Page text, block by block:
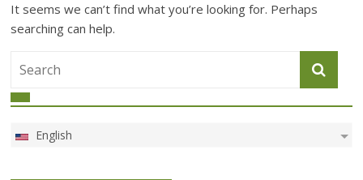
It seems we can’t find what you’re looking for. Perhaps
searching can help.
English